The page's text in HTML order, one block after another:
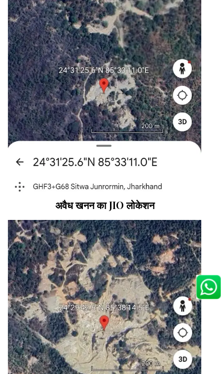
अवैध खनन का JIO लोकेशन